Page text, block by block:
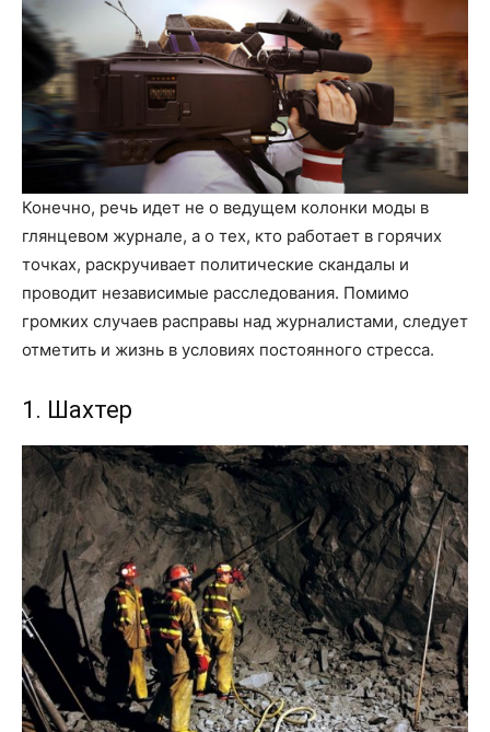
Конечно, речь идет не о ведущем колонки моды в
глянцевом журнале, а о тех, кто работает в горячих
точках, раскручивает политические скандалы и
проводит независимые расследования. Помимо
громких случаев расправы над журналистами, следует
отметить и жизнь в условиях постоянного стресса.
1. Шахтер